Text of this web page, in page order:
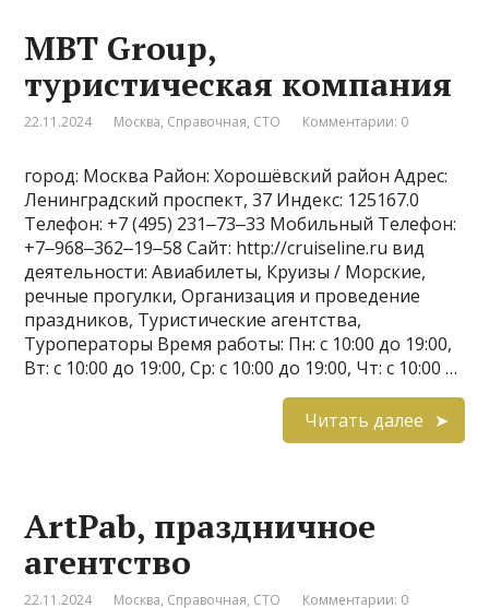
MBT Group,
туристическая компания
22.11.2024 Москва, Справочная, СТО Комментарии: 0
город: Москва Район: Хорошёвский район Адрес:
Ленинградский проспект, 37 Индекс: 125167.0
Телефон: +7 (495) 231‒73‒33 Мобильный Телефон:
+7‒968‒362‒19‒58 Сайт: http://cruiseline.ru вид
деятельности: Авиабилеты, Круизы / Морские,
речные прогулки, Организация и проведение
праздников, Туристические агентства,
Туроператоры Время работы: Пн: с 10:00 до 19:00,
Вт: с 10:00 до 19:00, Ср: с 10:00 до 19:00, Чт: с 10:00 …
Читать далее
ArtPab, праздничное
агентство
22.11.2024 Москва, Справочная, СТО Комментарии: 0